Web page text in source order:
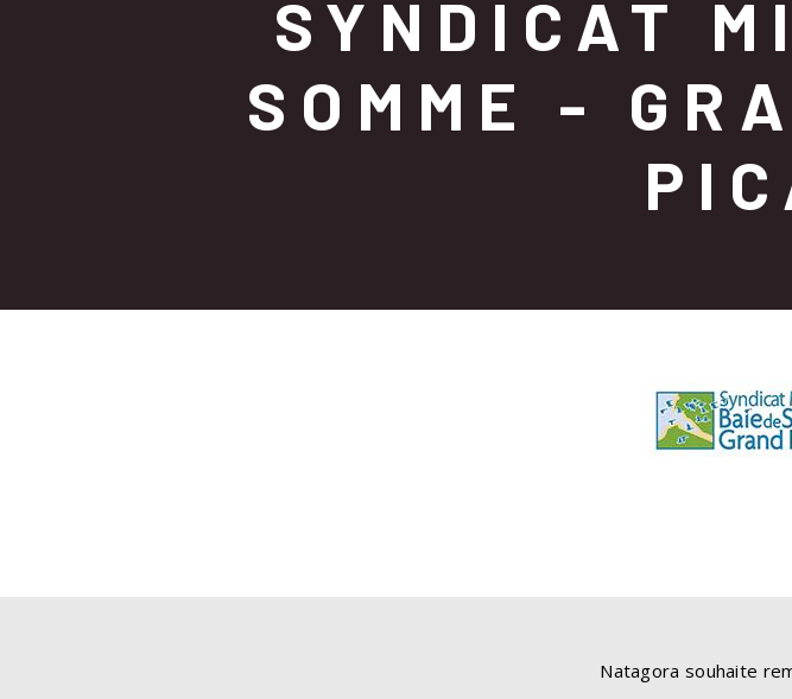
SYNDICAT
SOMME -
Natagora souhaite